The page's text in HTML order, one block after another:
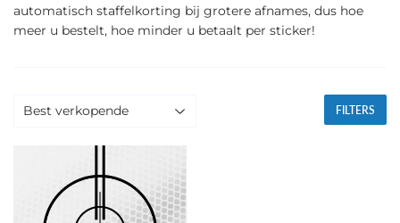
automatisch staffelkorting bij grotere afnames, dus hoe
meer u bestelt, hoe minder u betaalt per sticker!
FILTERS